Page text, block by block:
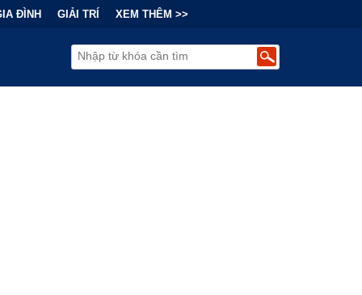
ĐÌNH GIẢI TRÍ XEM THÊM >>